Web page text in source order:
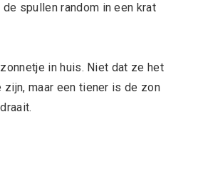
spullen random in een krat
in huis. Niet dat ze het
zijn, maar een tiener is de zon